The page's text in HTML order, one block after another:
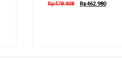
Rp478.908 Rp462.980